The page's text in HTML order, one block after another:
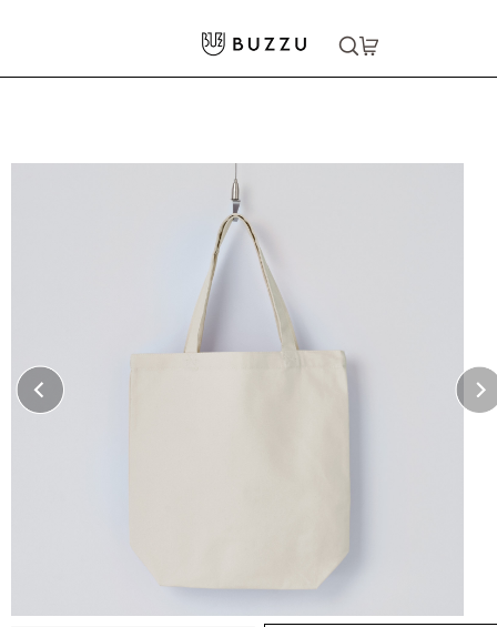
トートバッグ
12oz スタンダードキャンバストートバッグ（L）